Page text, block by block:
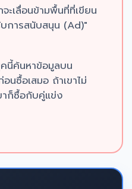
ะเลื่อนข้ามพื้นที่ที่เขียน
การสนับสนุน (Ad)"
นี้ค้นหาข้อมูลบน
นซื้อเสมอ ถ้าเขาไม่
าก็ซื้อกับคู่แข่ง